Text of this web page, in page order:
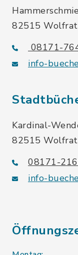
82515
08171-
info-
Kardinal-
82515
08171-
info-